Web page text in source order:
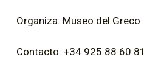
Organiza: Museo del Greco
Contacto: +34 925 88 60 81